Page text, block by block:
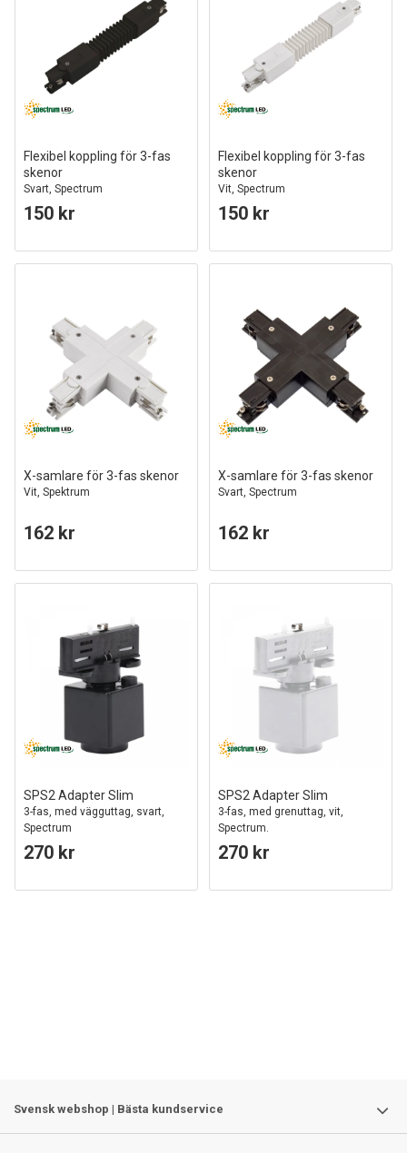
Flexibel koppling för 3-fas
skenor
Svart, Spectrum
150 kr
Flexibel koppling för 3-fas
skenor
Vit, Spectrum
150 kr
X-samlare för 3-fas skenor
Vit, Spektrum
162 kr
X-samlare för 3-fas skenor
Svart, Spectrum
162 kr
SPS2 Adapter Slim
3-fas, med vägguttag, svart,
Spectrum
270 kr
SPS2 Adapter Slim
3-fas, med grenuttag, vit,
Spectrum.
270 kr
Svensk webshop | Bästa kundservice